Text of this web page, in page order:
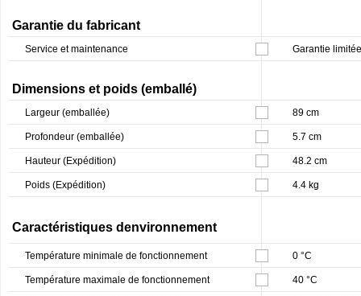
Garantie du fabricant
Service et maintenance Garantie
Dimensions et poids (emballé)
Largeur (emballée) 89 cm
Profondeur (emballée) 5.7 cm
Hauteur (Expédition) 48.2 cm
Poids (Expédition) 4.4 kg
Caractéristiques denvironnement
Température minimale de fonctionnement 0 °C
Température maximale de fonctionnement 40 °C